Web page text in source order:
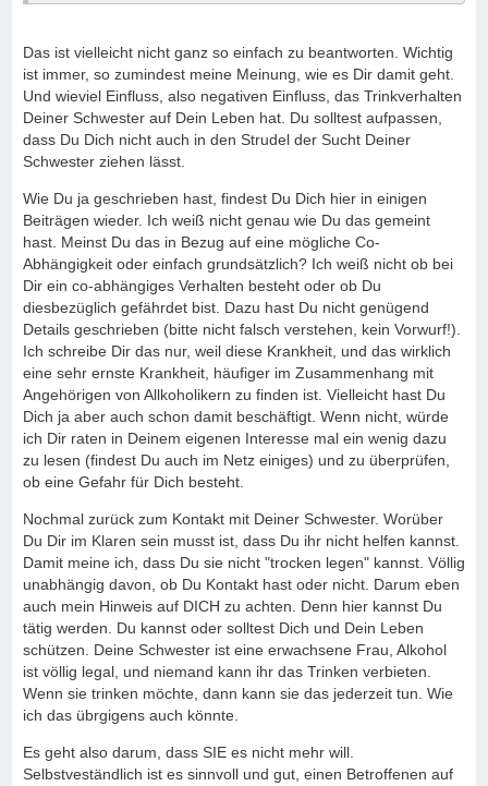
Das ist vielleicht nicht ganz so einfach zu beantworten. Wichtig
ist immer, so zumindest meine Meinung, wie es Dir damit geht.
Und wieviel Einfluss, also negativen Einfluss, das Trinkverhalten
Deiner Schwester auf Dein Leben hat. Du solltest aufpassen,
dass Du Dich nicht auch in den Strudel der Sucht Deiner
Schwester ziehen lässt.
Wie Du ja geschrieben hast, findest Du Dich hier in einigen
Beiträgen wieder. Ich weiß nicht genau wie Du das gemeint
hast. Meinst Du das in Bezug auf eine mögliche Co-
Abhängigkeit oder einfach grundsätzlich? Ich weiß nicht ob bei
Dir ein co-abhängiges Verhalten besteht oder ob Du
diesbezüglich gefährdet bist. Dazu hast Du nicht genügend
Details geschrieben (bitte nicht falsch verstehen, kein Vorwurf!).
Ich schreibe Dir das nur, weil diese Krankheit, und das wirklich
eine sehr ernste Krankheit, häufiger im Zusammenhang mit
Angehörigen von Allkoholikern zu finden ist. Vielleicht hast Du
Dich ja aber auch schon damit beschäftigt. Wenn nicht, würde
ich Dir raten in Deinem eigenen Interesse mal ein wenig dazu
zu lesen (findest Du auch im Netz einiges) und zu überprüfen,
ob eine Gefahr für Dich besteht.
Nochmal zurück zum Kontakt mit Deiner Schwester. Worüber
Du Dir im Klaren sein musst ist, dass Du ihr nicht helfen kannst.
Damit meine ich, dass Du sie nicht "trocken legen" kannst. Völlig
unabhängig davon, ob Du Kontakt hast oder nicht. Darum eben
auch mein Hinweis auf DICH zu achten. Denn hier kannst Du
tätig werden. Du kannst oder solltest Dich und Dein Leben
schützen. Deine Schwester ist eine erwachsene Frau, Alkohol
ist völlig legal, und niemand kann ihr das Trinken verbieten.
Wenn sie trinken möchte, dann kann sie das jederzeit tun. Wie
ich das übrgigens auch könnte.
Es geht also darum, dass SIE es nicht mehr will.
Selbstveständlich ist es sinnvoll und gut, einen Betroffenen auf